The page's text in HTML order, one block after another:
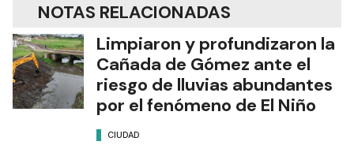
NOTAS RELACIONADAS
Limpiaron y profundizaron la
Cañada de Gómez ante el
riesgo de lluvias abundantes
por el fenómeno de El Niño
CIUDAD